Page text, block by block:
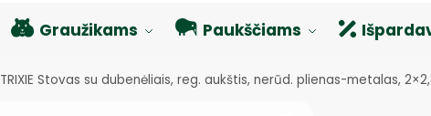
Graužikams Paukščiams
TRIXIE Stovas su dubenėliais, reg. aukštis, nerūd. plienas-metalas,